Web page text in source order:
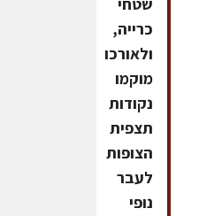
כרייה,
ולאורכו
מוקמו
נקודות
תצפית
הצופות
לעבר
נופי